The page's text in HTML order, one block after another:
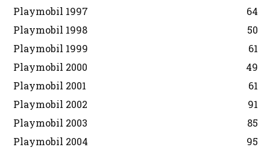
Playmobil 1997
64
Playmobil 1998
50
Playmobil 1999
61
Playmobil 2000
49
Playmobil 2001
61
Playmobil 2002
91
Playmobil 2003
85
Playmobil 2004
95